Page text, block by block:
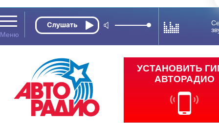
УСТАНОВИТЬ
АВТОРАДИО